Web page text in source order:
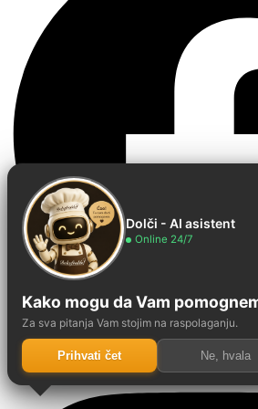
Instagram
Dolči - AI asistent
Online 24/7
Kako mogu da Vam
Za sva pitanja Vam stojim na raspolaganju.
Prihvati čet Ne, hvala